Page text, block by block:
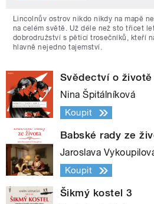
Lincolnův ostrov nikdo nikdy na mapě
na celém světě. Už déle než sto třicet
dobrodružství s pěticí trosečníků, kteří
hlavně nejedno tajemství.
Svědectví o životě
Nina Špitálníková
Koupit
Babské rady ze
Jaroslava
Koupit
Šikmý kostel 3